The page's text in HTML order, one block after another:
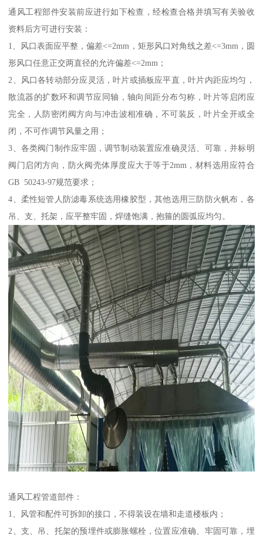
通风工程部件安装前应进行如下检查，经检查合格并填写有关验收
资料后方可进行安装：
1、风口表面应平整，偏差<=2mm，矩形风口对角线之差<=3mm，圆
形风口任意正交两直径的允许偏差<=2mm；
2、风口各转动部分应灵活，叶片或插板应平直，叶片内距应均匀，
散流器的扩数环和调节应同轴，轴向间距分布匀称，叶片等启闭应
完全，人防密闭阀方向与冲击波相准确，不可装反，叶片全开或全
闭，不可作调节风量之用；
3、各类阀门制作应牢固，调节制动装置应准确灵活、可靠，并标明
阀门启闭方向，防火阀壳体厚度应大于等于2mm，材料选用应符合
GB 50243-97规范要求；
4、柔性短管人防滤毒系统选用橡胶型，其他选用三防防火帆布，各
吊、支、托架，应平整牢固，焊缝饱满，抱箍的圆弧应均匀。
通风工程管道部件：
1、风管和配件可拆卸的接口，不得装设在墙和走道楼板内；
2、支、吊、托架的预埋件或膨胀螺栓，位置应准确、牢固可靠，埋